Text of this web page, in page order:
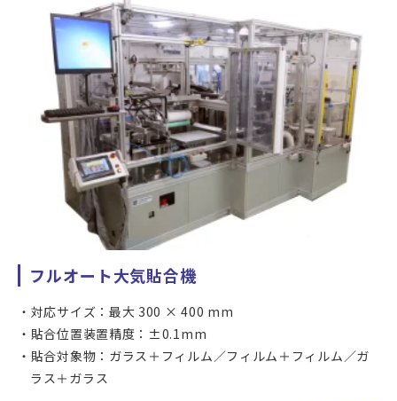
確認が必要となります。
フルオート大気貼合機
対応サイズ：最大 300 × 400 mm
貼合位置装置精度：±0.1mm
貼合対象物：ガラス＋フィルム／フィルム＋フィルム／ガ
ラス＋ガラス